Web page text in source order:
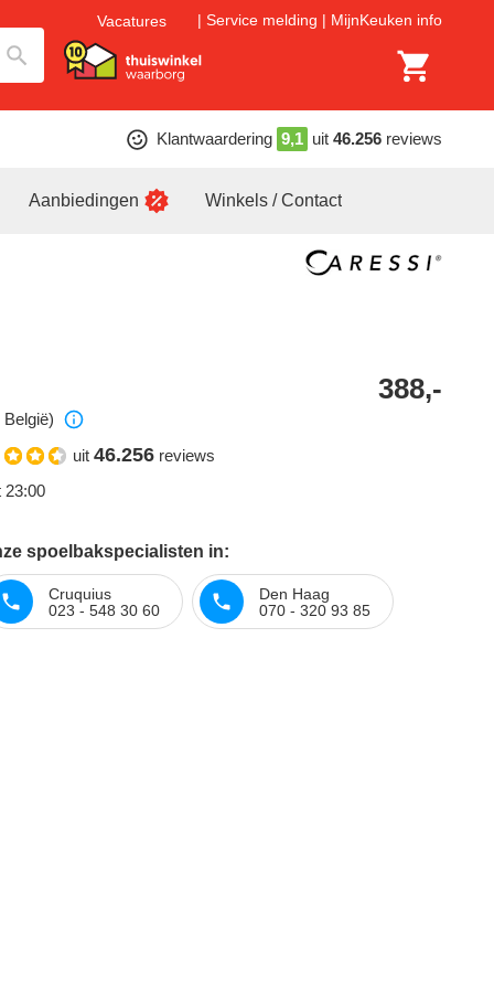
Vacatures Service melding MijnKeuken info
Klantwaardering 9,1 uit 46.256 reviews
Aanbiedingen Winkels / Contact
388,-
uit 46.256 reviews
23:00
spoelbakspecialisten in:
Cruquius
023 - 548 30 60
Den Haag
070 - 320 93 85